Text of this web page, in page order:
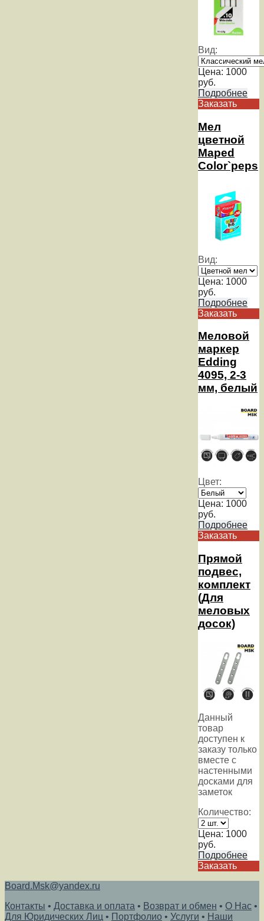
Вид:
Цена: 1000
руб.
Подробнее
Заказать
Мел
цветной
Maped
Color`peps
Вид:
Цена: 1000
руб.
Подробнее
Заказать
Меловой
маркер
Edding
4095, 2-3
мм, белый
Цвет:
Цена: 1000
руб.
Подробнее
Заказать
Прямой
подвес,
комплект
(Для
меловых
досок)
Данный
товар
доступен к
заказу только
вместе с
настенными
досками для
заметок
Количество:
Цена: 1000
руб.
Подробнее
Заказать
Board.Msk@yandex.ru
Контакты • Доставка и оплата • Возврат и обмен • О Нас •
Для Юридических Лиц • Портфолио • Услуги • Наши